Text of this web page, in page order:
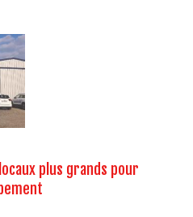
plus grands pour